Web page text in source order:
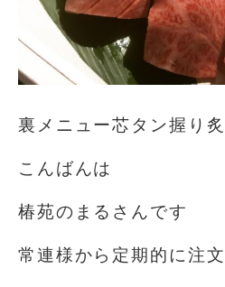
裏メニュー芯タン握り炙
こんばんは
椿苑のまるさんです
常連様から定期的に注